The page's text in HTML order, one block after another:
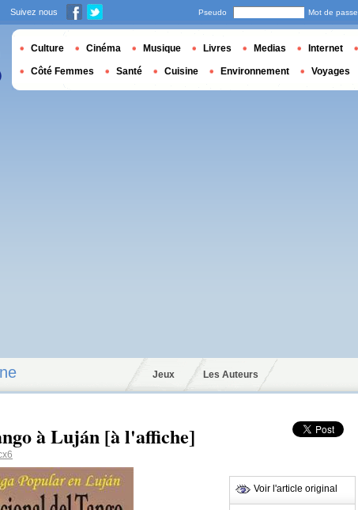
Jeux Les Auteurs
à Luján [à l'affiche]
Voir l'article original
Suivez nous Pseudo Mot de passe
Culture Cinéma Musique Livres Medias Internet
Côté Femmes Santé Cuisine Environnement Voyages